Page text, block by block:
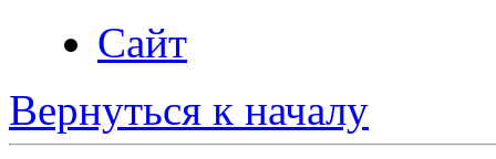
Сайт
Вернуться к началу